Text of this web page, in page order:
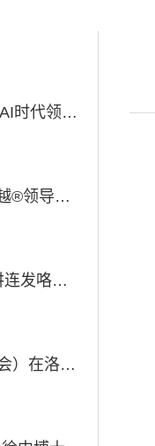
《激励人心》译者序：赞赏·AI时代领导者最有效的赋能手段 | 祝贺《激励人心》第二版新书上市！
【结课小记】祝贺第30期领越®领导力公开课暨导师认证课成功举办|深耕十二载 认证导师百余位 卓越领导五种习惯行为®助力在AI时代成就非凡
叮咚～“神经科学体验课”三讲连发咯｜「佛影漫谈领导力」新品上线 科学提升你的效能与幸福感
2026美国ATD（人才发展大会）在洛杉矶盛大举行 | AI与领导力主题引领大会